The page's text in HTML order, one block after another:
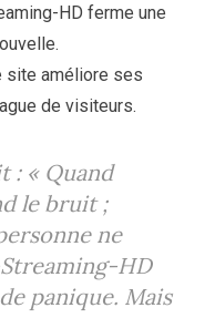
HD ferme une
site améliore ses
de visiteurs.
: « Quand
le bruit ;
ne
HD
panique. Mais